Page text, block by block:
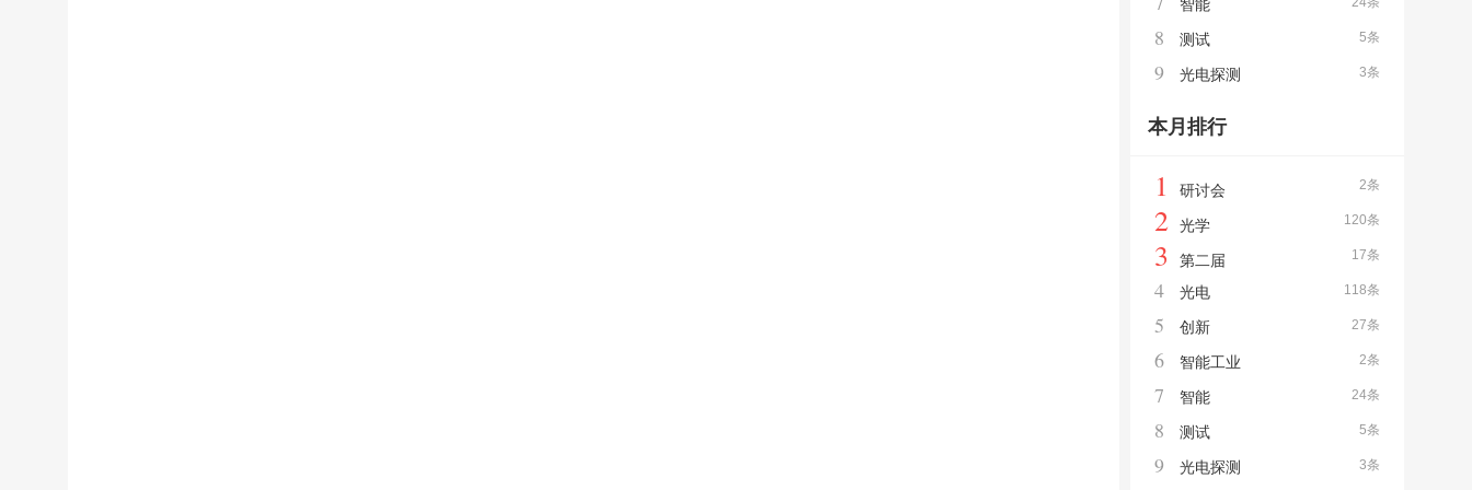
智能
5条
8 测试
3条
9 光电探测
本月排行
2条
1 研讨会
120条
2 光学
17条
3 第二届
118条
4 光电
27条
5 创新
2条
6 智能工业
24条
7 智能
5条
8 测试
3条
9 光电探测